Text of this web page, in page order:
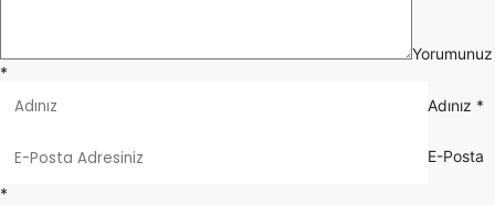
Yorumunuz
*
Adınız *
E-Posta
*